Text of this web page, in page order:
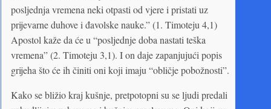
posljednja vremena neki otpasti od vjere i pristati uz
prijevarne duhove i đavolske nauke.” (1. Timoteju 4,1)
Apostol kaže da će u “posljednje doba nastati teška
vremena” (2. Timoteju 3,1). I on daje zapanjujući popis
grijeha što će ih činiti oni koji imaju “obličje pobožnosti”.
Kako se bližio kraj kušnje, pretpotopni su se ljudi predali